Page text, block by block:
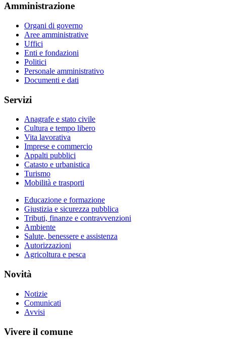
Amministrazione
Organi di governo
Aree amministrative
Uffici
Enti e fondazioni
Politici
Personale amministrativo
Documenti e dati
Servizi
Anagrafe e stato civile
Cultura e tempo libero
Vita lavorativa
Imprese e commercio
Appalti pubblici
Catasto e urbanistica
Turismo
Mobilità e trasporti
Educazione e formazione
Giustizia e sicurezza pubblica
Tributi, finanze e contravvenzioni
Ambiente
Salute, benessere e assistenza
Autorizzazioni
Agricoltura e pesca
Novità
Notizie
Comunicati
Avvisi
Vivere il comune